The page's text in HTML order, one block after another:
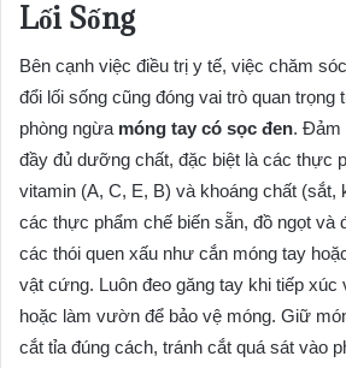
Lối Sống
Bên cạnh việc điều trị y tế, việc chăm
đổi lối sống cũng đóng vai trò quan trọng
phòng ngừa móng tay có sọc đen. Đảm
đầy đủ dưỡng chất, đặc biệt là các thực
vitamin (A, C, E, B) và khoáng chất (sắt,
các thực phẩm chế biến sẵn, đồ ngọt và
các thói quen xấu như cắn móng tay
vật cứng. Luôn đeo găng tay khi tiếp
hoặc làm vườn để bảo vệ móng. Giữ
cắt tỉa đúng cách, tránh cắt quá sát vào